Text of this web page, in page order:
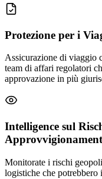
Protezione per i
Assicurazione di viaggio
team di affari regolatori
approvazione in più
Intelligence sul
Monitorate i rischi
logistiche che potrebbero